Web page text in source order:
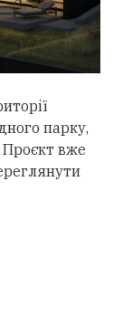
парку,
Проєкт вже